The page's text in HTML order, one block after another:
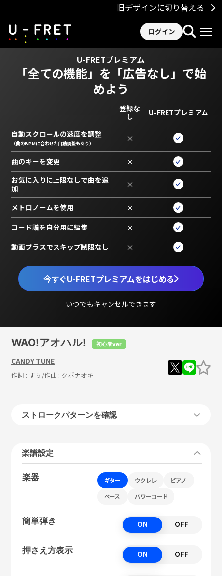
旧デザインに切り替える
ログイン
U-FRETプレミアム
「全ての機能」を 「広告なし」で始
めよう
今すぐU-FRETプレミアムをはじめる
いつでもキャンセルできます
登録な
し
U-FRETプレミアム
自動スクロールの速度を調整
（曲のBPMに合わせた自動調整もあり） ×
曲のキーを変更 ×
お気に入りに上限なしで曲を追
加
×
メトロノームを使用 ×
コード譜を自分用に編集 ×
動画プラスでスキップ制限なし ×
WAO!アオハル! 初心者ver
CANDY TUNE
作詞 : すぅ /作曲 : クボナオキ
ストロークパターンを確認
楽譜設定
楽器 ギター ウクレレ ピアノ
ベース パワーコード
簡単弾き ON OFF
押さえ方表示 ON OFF